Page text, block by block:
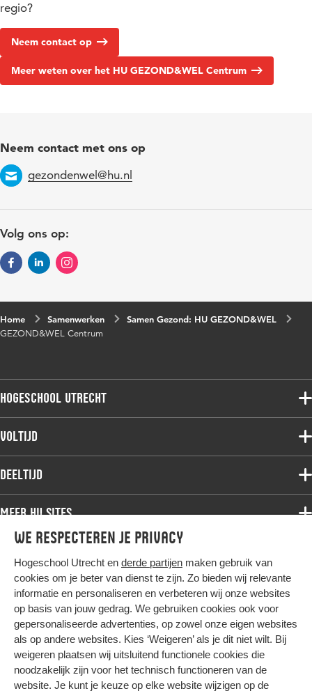
We respecteren je privacy
Hogeschool Utrecht en derde partijen maken gebruik van
cookies om je beter van dienst te zijn. Zo bieden wij relevante
informatie en personaliseren en verbeteren wij onze websites
op basis van jouw gedrag. We gebruiken cookies ook voor
gepersonaliseerde advertenties, op zowel onze eigen websites
als op andere websites. Kies ‘Weigeren’ als je dit niet wilt. Bij
weigeren plaatsen wij uitsluitend functionele cookies die
noodzakelijk zijn voor het technisch functioneren van de
website. Je kunt je keuze op elke website wijzigen op de
regio?
Neem contact op
Meer weten over het HU GEZOND&WEL Centrum
Neem contact met ons op
Email
gezondenwel@hu.nl
Volg ons op:
Home Samenwerken
Samen Gezond: HU GEZOND&WEL
GEZOND&WEL Centrum
Hogeschool Utrecht
Voltijdopleidingen
Onderzoek
Werken bij de HU
Contact
Voltijd
Associate degree
Master
Studiekeuze voltijd
Deeltijd
Associate degree
Bachelor
Master
Post-master
Studiekeuze deeltijd
Meer HU sites
HU International
HU Bibliotheek
HU Ontwikkelt
Duurzame HU
Intranet
Trajectum
Hier komt alles samen
Colofon
Privacy